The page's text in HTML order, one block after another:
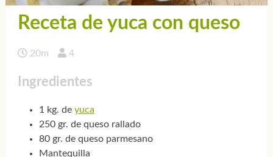
Receta de yuca con queso
20m 4
Ingredientes
1 kg. de yuca
250 gr. de queso rallado
80 gr. de queso parmesano
Mantequilla